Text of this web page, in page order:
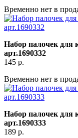
Временно нет в
Набор палочек для
арт.1690332
145 р.
Временно нет в
Набор палочек для
арт.1690333
189 р.